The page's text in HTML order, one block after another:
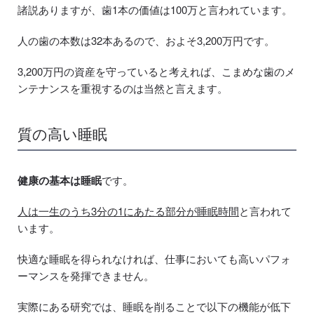
諸説ありますが、歯1本の価値は100万と言われています。
人の歯の本数は32本あるので、およそ3,200万円です。
3,200万円の資産を守っていると考えれば、こまめな歯のメ
ンテナンスを重視するのは当然と言えます。
質の高い睡眠
健康の基本は睡眠です。
人は一生のうち3分の1にあたる部分が睡眠時間と言われて
います。
快適な睡眠を得られなければ、仕事においても高いパフォ
ーマンスを発揮できません。
実際にある研究では、睡眠を削ることで以下の機能が低下